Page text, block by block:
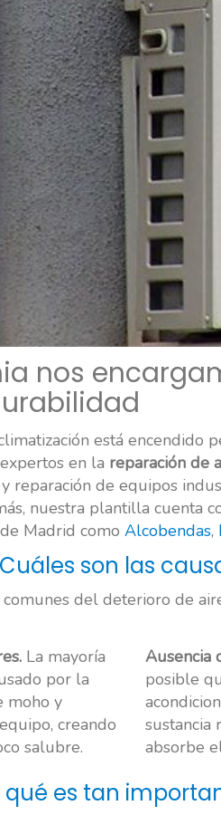
nos
está encendido
en la reparación de
reparación de equipos
nuestra plantilla cuenta
Madrid como Alcobendas,
son las
comunes del deterioro de
La mayoría
por la
moho y
creando
salubre.
Ausencia
posible
sustancia
absorbe
qué es tan